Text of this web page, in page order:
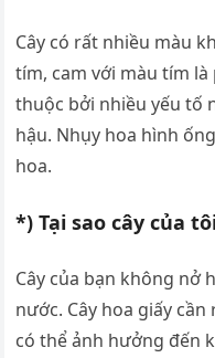
Cây có rất nhiều màu
tím, cam với màu tím
thuộc bởi nhiều yếu tố
hậu. Nhụy hoa hình
hoa.
*) Tại sao cây của
Cây của bạn không nở
nước. Cây hoa giấy
có thể ảnh hưởng đến